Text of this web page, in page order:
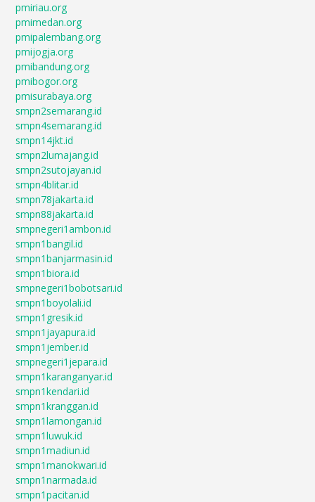
pmiriau.org
pmimedan.org
pmipalembang.org
pmijogja.org
pmibandung.org
pmibogor.org
pmisurabaya.org
smpn2semarang.id
smpn4semarang.id
smpn14jkt.id
smpn2lumajang.id
smpn2sutojayan.id
smpn4blitar.id
smpn78jakarta.id
smpn88jakarta.id
smpnegeri1ambon.id
smpn1bangil.id
smpn1banjarmasin.id
smpn1biora.id
smpnegeri1bobotsari.id
smpn1boyolali.id
smpn1gresik.id
smpn1jayapura.id
smpn1jember.id
smpnegeri1jepara.id
smpn1karanganyar.id
smpn1kendari.id
smpn1kranggan.id
smpn1lamongan.id
smpn1luwuk.id
smpn1madiun.id
smpn1manokwari.id
smpn1narmada.id
smpn1pacitan.id